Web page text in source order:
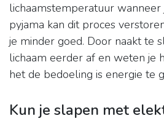
lichaamstemperatuur wanneer
pyjama kan dit proces
je minder goed. Door naakt te
lichaam eerder af en weten je
het de bedoeling is energie te
Kun je slapen met